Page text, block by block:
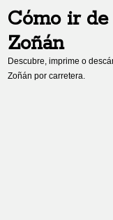
Cómo ir de
Zoñán
Descubre, imprime o
Zoñán por carretera.